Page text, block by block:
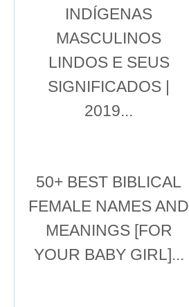
INDÍGENAS
MASCULINOS
LINDOS E SEUS
SIGNIFICADOS |
2019...
50+ BEST BIBLICAL
FEMALE NAMES AND
MEANINGS [FOR
YOUR BABY GIRL]...